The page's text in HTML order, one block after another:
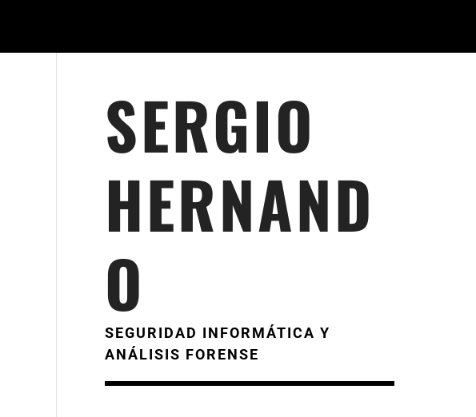
SERGIO
HERNAND
O
SEGURIDAD INFORMÁTICA Y
ANÁLISIS FORENSE